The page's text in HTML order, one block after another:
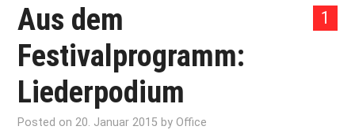
AUSSTELLUNGEN
ARCHIV
1
Aus dem
Festivalprogramm:
Liederpodium
Posted on20. Januar 2015 byOffice